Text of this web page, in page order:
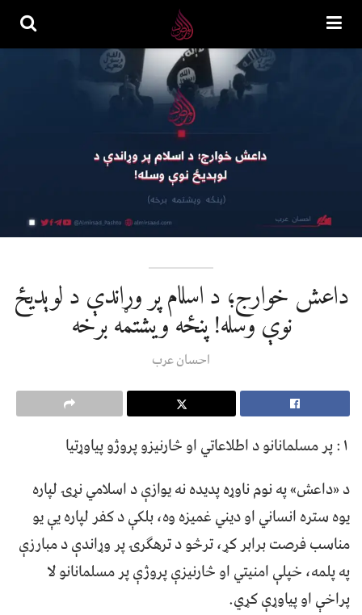
داعش خوارج؛ د اسلام پر وړاندې د لوېدیځ
نوې وسله! پنځه ویشتمه برخه
احسان عرب
۱: پر مسلمانانو د اطلاعاتي او څارنیزو پروژو پیاوړتیا
د «داعش» په نوم ناوړه پدیده نه یوازې د اسلامي نړۍ لپاره
یوه ستره انساني او دیني غمیزه وه، بلکې د کفر لپاره یې یو
مناسب فرصت برابر کړ، ترڅو د ترهګرۍ پر وړاندې د مبارزې
په پلمه، خپلې امنیتي او څارنیزې پروژې پر مسلمانانو لا
پراخې او پیاوړې کړي.